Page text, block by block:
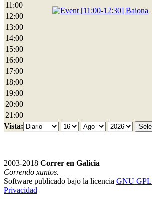
11:00
[11:00-12:30] Baiona
12:00
13:00
14:00
15:00
16:00
17:00
18:00
19:00
20:00
21:00
Vista:
2003-2018 Correr en Galicia
Correndo xuntos.
Software publicado bajo la licencia GNU GPL
Privacidad